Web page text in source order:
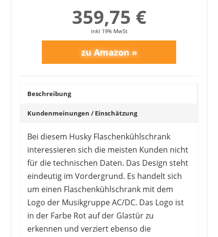
359,75 €
inkl 19% MwSt
Beschreibung
Kundenmeinungen / Einschätzung
Bei diesem Husky Flaschenkühlschrank
interessieren sich die meisten Kunden nicht
für die technischen Daten. Das Design steht
eindeutig im Vordergrund. Es handelt sich
um einen Flaschenkühlschrank mit dem
Logo der Musikgruppe AC/DC. Das Logo ist
in der Farbe Rot auf der Glastür zu
erkennen und verziert ebenso die